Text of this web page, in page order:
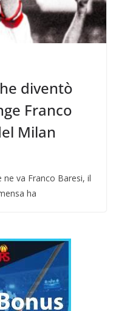
diventò
Franco
Milan
ne va Franco Baresi, il
ha